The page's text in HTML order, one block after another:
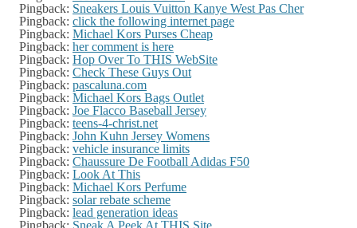
Pingback: Sneakers Louis Vuitton Kanye West Pas Cher
Pingback: click the following internet page
Pingback: Michael Kors Purses Cheap
Pingback: her comment is here
Pingback: Hop Over To THIS WebSite
Pingback: Check These Guys Out
Pingback: pascaluna.com
Pingback: Michael Kors Bags Outlet
Pingback: Joe Flacco Baseball Jersey
Pingback: teens-4-christ.net
Pingback: John Kuhn Jersey Womens
Pingback: vehicle insurance limits
Pingback: Chaussure De Football Adidas F50
Pingback: Look At This
Pingback: Michael Kors Perfume
Pingback: solar rebate scheme
Pingback: lead generation ideas
Pingback: Sneak A Peek At THIS Site